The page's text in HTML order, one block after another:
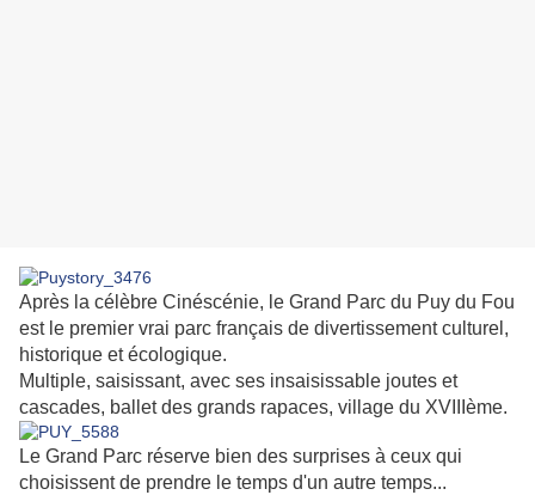
Après la célèbre Cinéscénie, le Grand Parc du Puy du Fou
est le premier vrai parc français de divertissement culturel,
historique et écologique.
Multiple, saisissant, avec ses insaisissable joutes et
cascades, ballet des grands rapaces, village du XVIIIème.
Le Grand Parc réserve bien des surprises à ceux qui
choisissent de prendre le temps d'un autre temps...